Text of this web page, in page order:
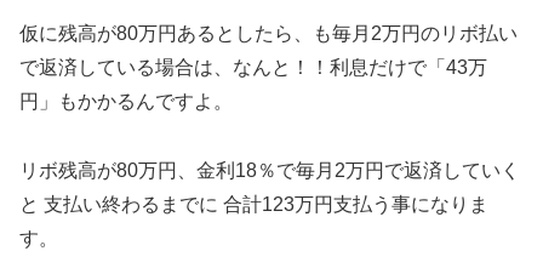
仮に残高が80万円あるとしたら、も毎月2万円のリボ払い
で返済している場合は、なんと！！利息だけで「43万
円」もかかるんですよ。
リボ残高が80万円、金利18％で毎月2万円で返済していく
と 支払い終わるまでに 合計123万円支払う事になりま
す。